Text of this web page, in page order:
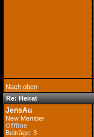
Nach oben
Re: Heirat
JensAu
New Member
Offline
Beiträge: 3